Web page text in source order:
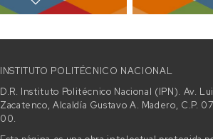
INSTITUTO POLITÉCNICO NACIONAL
D.R. Instituto Politécnico Nacional (IPN). Av.
Zacatenco, Alcaldía Gustavo A. Madero,
00.